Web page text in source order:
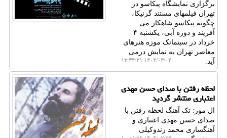
برگزاری نمایشگاه پیکاسو در
تهران فیلمهای مستند گرنیکا،
چگونه پیکاسو شاهکار می
آفریند و دوره آبی، یکشنبه ۴
خرداد در سینماتک موزه هنرهای
معاصر تهران به نمایش درمی
آید.
۱۴۰۴/۰۳/۰۴ ۱۳:۳۴:۳۱
لحظه رفتن با صدای حسن مهدی
اعتباری منتشر گردید
ال مور: تک آهنگ لحظه رفتن با
صدای حسن مهدی اعتباری و
آهنگسازی محمد زندوکیلی